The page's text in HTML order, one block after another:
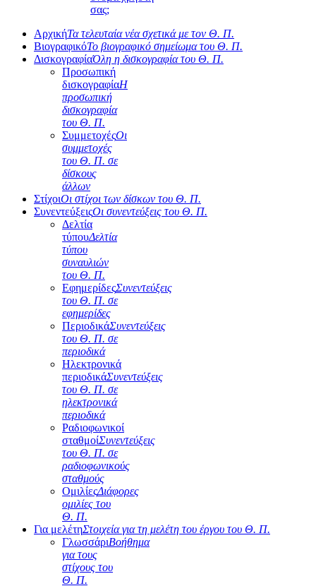
σας;
ΑρχικήΤα τελευταία νέα σχετικά με τον Θ. Π.
ΒιογραφικόΤο βιογραφικό σημείωμα του Θ. Π.
ΔισκογραφίαΌλη η δισκογραφία του Θ. Π.
Προσωπική
δισκογραφίαΗ
προσωπική
δισκογραφία
του Θ. Π.
ΣυμμετοχέςΟι
συμμετοχές
του Θ. Π. σε
δίσκους
άλλων
ΣτίχοιΟι στίχοι των δίσκων του Θ. Π.
ΣυνεντεύξειςΟι συνεντεύξεις του Θ. Π.
Δελτία
τύπουΔελτία
τύπου
συναυλιών
του Θ. Π.
ΕφημερίδεςΣυνεντεύξεις
του Θ. Π. σε
εφημερίδες
ΠεριοδικάΣυνεντεύξεις
του Θ. Π. σε
περιοδικά
Ηλεκτρονικά
περιοδικάΣυνεντεύξεις
του Θ. Π. σε
ηλεκτρονικά
περιοδικά
Ραδιοφωνικοί
σταθμοίΣυνεντεύξεις
του Θ. Π. σε
ραδιοφωνικούς
σταθμούς
ΟμιλίεςΔιάφορες
ομιλίες του
Θ. Π.
Για μελέτηΣτοιχεία για τη μελέτη του έργου του Θ. Π.
ΓλωσσάριΒοήθημα
για τους
στίχους του
Θ. Π.